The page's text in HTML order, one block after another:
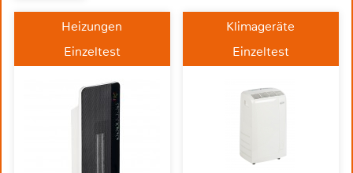
Heizungen
Einzeltest
Klimageräte
Einzeltest